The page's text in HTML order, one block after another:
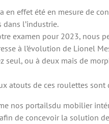
en effet été en mesure de
l’industrie.
examen pour 2023, nous
à l’évolution de Lionel
seul, ou à deux mais de
atouts de ces roulettes
nos portailsdu mobilier
de concevoir la solution